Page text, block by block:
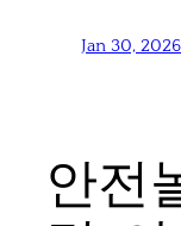
Jan 30, 2026
안전